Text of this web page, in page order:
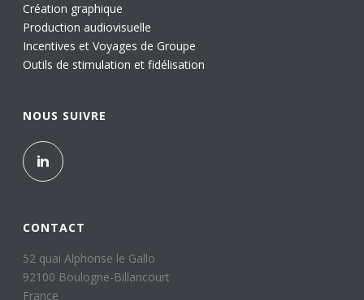
Création graphique
Production audiovisuelle
Incentives et Voyages de Groupe
Outils de stimulation et fidélisation
NOUS SUIVRE
CONTACT
52 quai Alphonse le Gallo
92100 Boulogne-Billancourt
France